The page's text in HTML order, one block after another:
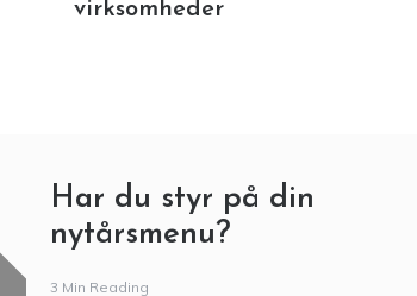
nytårsmenu?
allervigtigst, er selvfølgelig nytårsmenuen.